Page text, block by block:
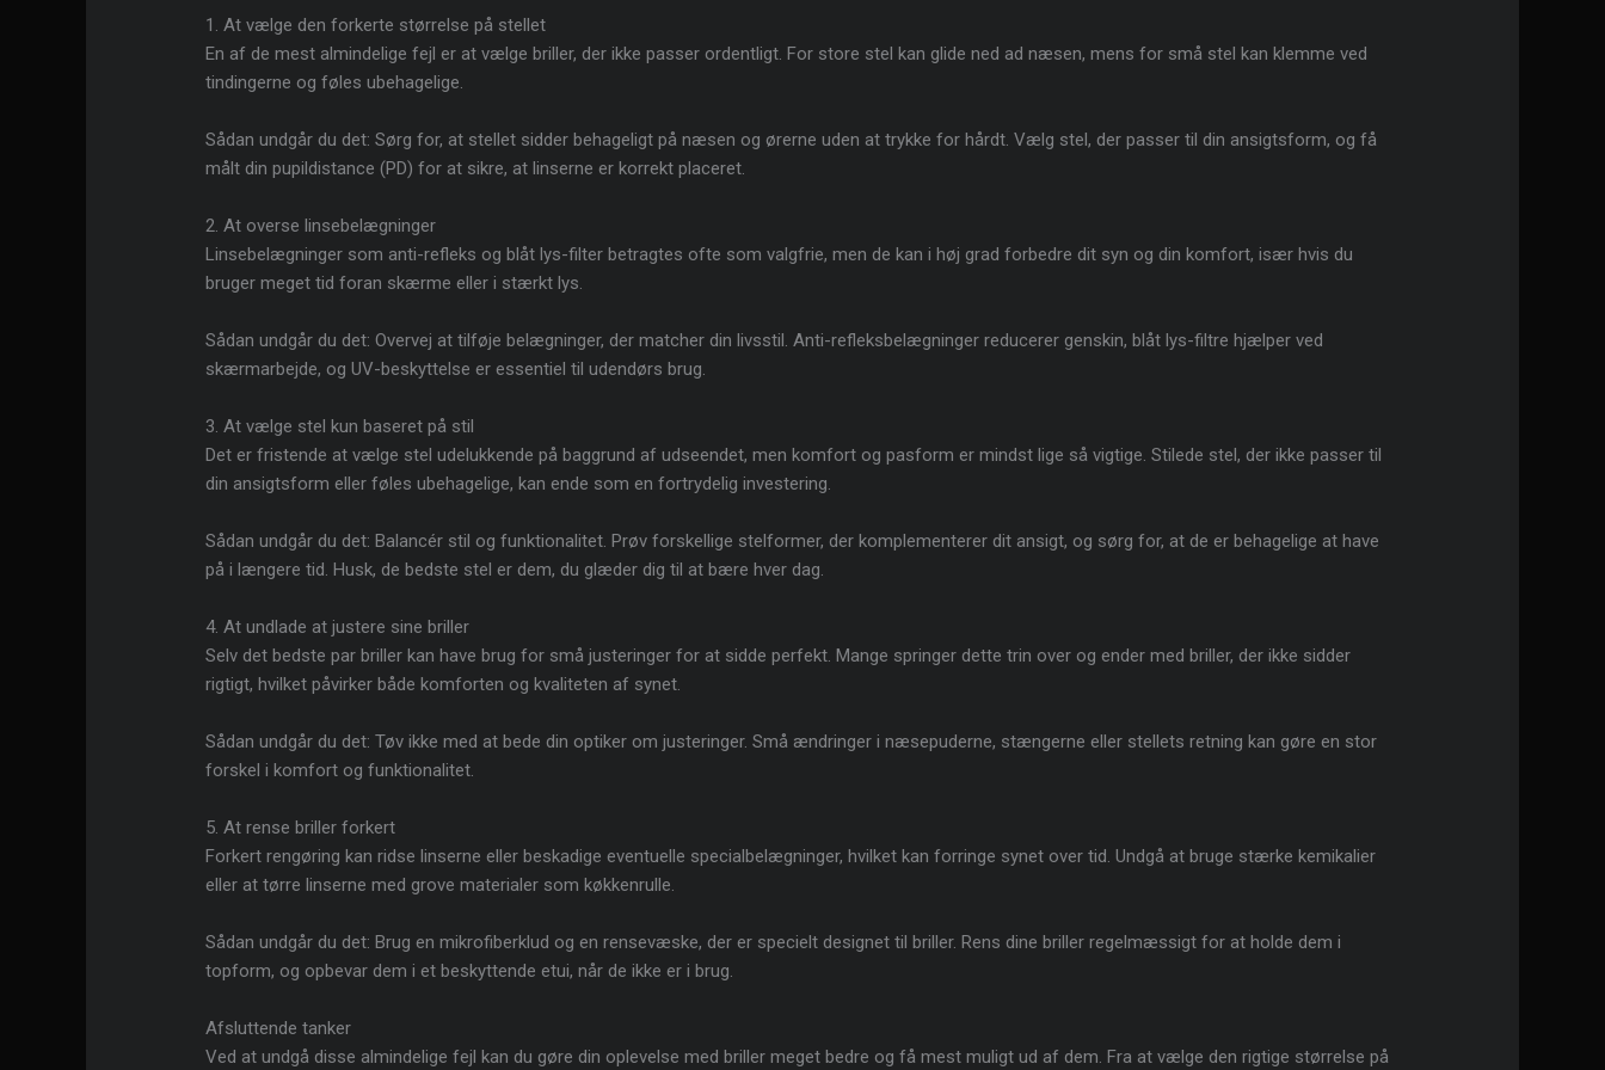
1. At vælge den forkerte størrelse på stellet
En af de mest almindelige fejl er at vælge briller, der ikke passer ordentligt. For store stel kan glide ned ad næsen, mens for små stel kan klemme ved
tindingerne og føles ubehagelige.
Sådan undgår du det: Sørg for, at stellet sidder behageligt på næsen og ørerne uden at trykke for hårdt. Vælg stel, der passer til din ansigtsform, og få
målt din pupildistance (PD) for at sikre, at linserne er korrekt placeret.
2. At overse linsebelægninger
Linsebelægninger som anti-refleks og blåt lys-filter betragtes ofte som valgfrie, men de kan i høj grad forbedre dit syn og din komfort, især hvis du
bruger meget tid foran skærme eller i stærkt lys.
Sådan undgår du det: Overvej at tilføje belægninger, der matcher din livsstil. Anti-refleksbelægninger reducerer genskin, blåt lys-filtre hjælper ved
skærmarbejde, og UV-beskyttelse er essentiel til udendørs brug.
3. At vælge stel kun baseret på stil
Det er fristende at vælge stel udelukkende på baggrund af udseendet, men komfort og pasform er mindst lige så vigtige. Stilede stel, der ikke passer til
din ansigtsform eller føles ubehagelige, kan ende som en fortrydelig investering.
Sådan undgår du det: Balancér stil og funktionalitet. Prøv forskellige stelformer, der komplementerer dit ansigt, og sørg for, at de er behagelige at have
på i længere tid. Husk, de bedste stel er dem, du glæder dig til at bære hver dag.
4. At undlade at justere sine briller
Selv det bedste par briller kan have brug for små justeringer for at sidde perfekt. Mange springer dette trin over og ender med briller, der ikke sidder
rigtigt, hvilket påvirker både komforten og kvaliteten af synet.
Sådan undgår du det: Tøv ikke med at bede din optiker om justeringer. Små ændringer i næsepuderne, stængerne eller stellets retning kan gøre en stor
forskel i komfort og funktionalitet.
5. At rense briller forkert
Forkert rengøring kan ridse linserne eller beskadige eventuelle specialbelægninger, hvilket kan forringe synet over tid. Undgå at bruge stærke kemikalier
eller at tørre linserne med grove materialer som køkkenrulle.
Sådan undgår du det: Brug en mikrofiberklud og en rensevæske, der er specielt designet til briller. Rens dine briller regelmæssigt for at holde dem i
topform, og opbevar dem i et beskyttende etui, når de ikke er i brug.
Afsluttende tanker
Ved at undgå disse almindelige fejl kan du gøre din oplevelse med briller meget bedre og få mest muligt ud af dem. Fra at vælge den rigtige størrelse på